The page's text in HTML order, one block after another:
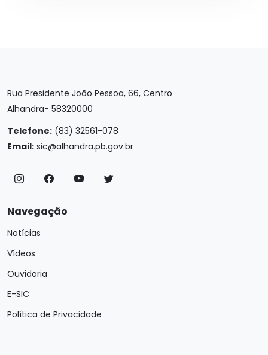
Rua Presidente João Pessoa, 66, Centro
Alhandra- 58320000
Telefone: (83) 32561-078
Email: sic@alhandra.pb.gov.br
Navegação
Notícias
Vídeos
Ouvidoria
E-SIC
Política de Privacidade